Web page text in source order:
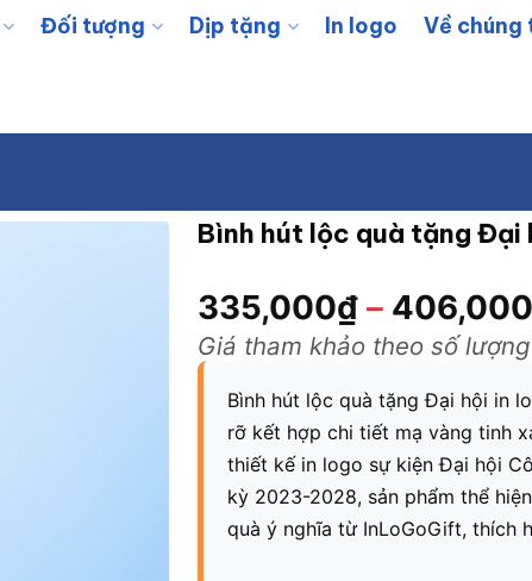
Đối tượng Dịp tặng In logo Về chúng
Bình hút lộc quà tặng Đại
335,000₫– 406,000
Giá tham khảo theo số lượng
Bình hút lộc quà tặng Đại hội in
rỡ kết hợp chi tiết mạ vàng tinh
thiết kế in logo sự kiện Đại hội
kỳ 2023-2028, sản phẩm thể
quà ý nghĩa từ InLoGoGift, thích